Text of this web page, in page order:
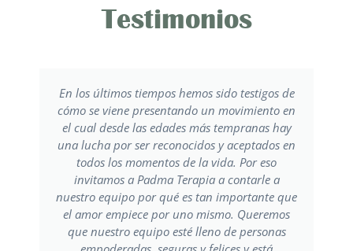
Testimonios
En los últimos tiempos hemos sido testigos de
cómo se viene presentando un movimiento en
el cual desde las edades más tempranas hay
una lucha por ser reconocidos y aceptados en
todos los momentos de la vida. Por eso
invitamos a Padma Terapia a contarle a
nuestro equipo por qué es tan importante que
el amor empiece por uno mismo. Queremos
que nuestro equipo esté lleno de personas